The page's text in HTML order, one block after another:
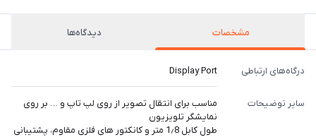
مشخصات دیدگاه‌ها
درگاه‌های ارتباطی Display Port
سایر توضیحات
مناسب برای انتقال تصویر از روی لپ تاپ و … بر روی
نمایشگر تلویزیون
طول کابل 1٫8 متر و کانکتور های فلزی مقاوم، پشتیبانی